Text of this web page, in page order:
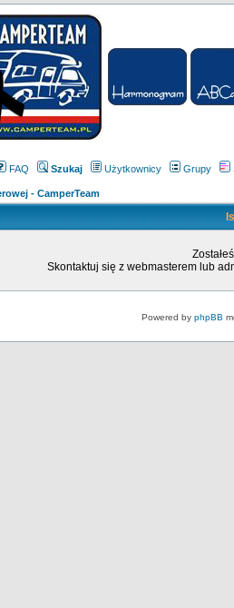
FAQ Szukaj Użytkownicy Grupy
- CamperTeam
Skontaktuj się z webmasterem lub
Powered by phpBB